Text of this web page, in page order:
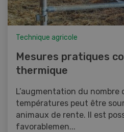
Technique agricole
Mesures pratiques
thermique
L’augmentation du nombre
températures peut être
animaux de rente. Il est
favorablemen...